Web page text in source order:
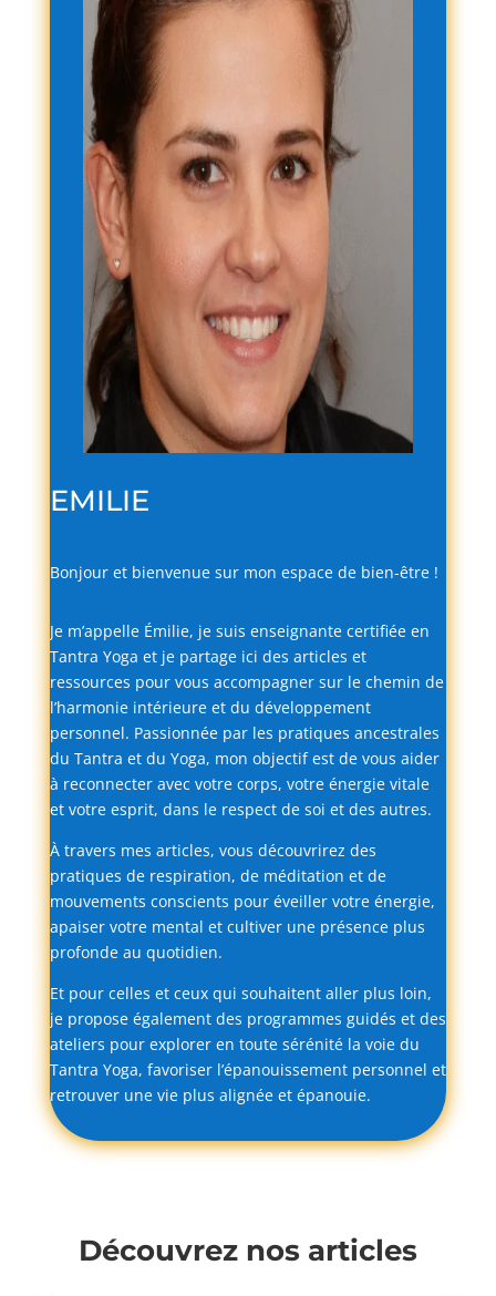
EMILIE
Bonjour et bienvenue sur mon espace de bien-être !
Je m’appelle Émilie, je suis enseignante certifiée en
Tantra Yoga et je partage ici des articles et
ressources pour vous accompagner sur le chemin de
l’harmonie intérieure et du développement
personnel. Passionnée par les pratiques ancestrales
du Tantra et du Yoga, mon objectifest de vous aider
à reconnecter avec votre corps, votre énergie vitale
et votre esprit, dans le respect de soi et des autres.
À travers mes articles, vous découvrirez des
pratiques de respiration, de méditation et de
mouvements conscients pour éveiller votre énergie,
apaiser votre mental et cultiver une présence plus
profonde au quotidien.
Et pour celles et ceux qui souhaitent aller plus loin,
je propose également des programmes guidés et des
ateliers pour explorer en toute sérénité la voie du
Tantra Yoga, favoriser l’épanouissement personnel et
retrouver une vie plus alignée et épanouie.
Découvrez nos articles